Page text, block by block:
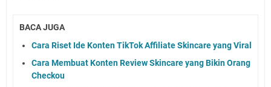
BACA JUGA
Cara Riset Ide Konten TikTok Affiliate Skincare yang Viral
Cara Membuat Konten Review Skincare yang Bikin Orang
Checkou